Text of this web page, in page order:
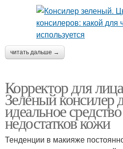
читать дальше →
Корректор для
Зеленый консилер
идеальное
недостатков кожи
Тенденции в макияже